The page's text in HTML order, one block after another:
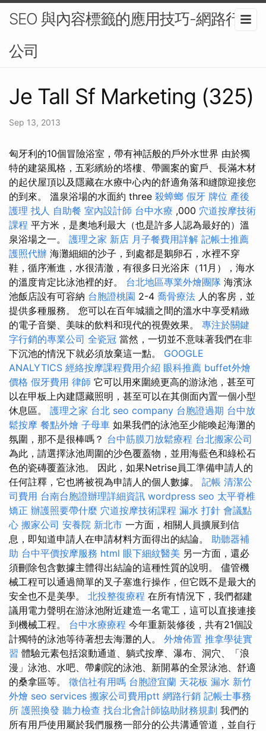
SEO 與內容標籤的應用技巧-網路行銷
公司
Je Tall Sf Marketing (325)
Sep 13, 2013
匈牙利的10個冒險浴室，帶有神話般的戶外水世界 由於獨
特的建築風格，五彩繽紛的塔樓、帶圖案的窗戶、長滿木材
的起伏屋頂以及隱藏在水療中心內的舒適角落和縫隙迎接您
的到來。 溫泉浴場的水面約 three 殺蟑螂 假牙 牌位 產後
護理 找人 自助餐 室內設計師 台中水療 ,000 穴道按摩技術
課程 平方米，是奧地利最大（也是許多人認為最好的）溫
泉浴場之一。 護理之家 新店 月子餐費用詳解 記帳士推薦
護照代辦 海灘細細的沙子，到處都是鵝卵石，水裡不穿
鞋，循序漸進，水很清澈，有很多日光浴床（11月），海水
的溫度肯定比泳池裡的好。 台北地區專業外燴團隊 海濱泳
池飯店設有可容納 台胞證桃園 2-4 喬骨療法 人的客房，並
提供多種服務。 您可以在百年城牆之間的溫水中享受精緻
的電子音樂、美味的飲料和現代的視覺效果。 專注於關鍵
字行銷的專業公司 全瓷冠 當然，一切並不意味著我們在非
下沉池的情況下就必須放棄這一點。 GOOGLE
ANALYTICS 經絡按摩課程費用介紹 眼科推薦 buffet外燴
價格 假牙費用 律師 它可以用來圍繞更高的游泳池，甚至可
以在甲板上內建隱藏照明，甚至可以在其側面內置一個小型
休息區。 護理之家 台北 seo company 台胞證過期 台中放
鬆按摩 餐點外燴 子母車 如果我們的泳池至少能喚起海灘的
氛圍，那不是很棒嗎？ 台中筋膜刀放鬆療程 台北搬家公司
為此，請選擇泳池周圍的沙色覆蓋物，並用海藍色和綠松石
色的瓷磚覆蓋泳池。 因此，如果Netrise員工準備申請人的
任何註釋，它也將被視為申請人的個人數據。 記帳 清潔公
司費用 台南台胞證辦理詳細資訊 wordpress seo 太平脊椎
矯正 辦護照要帶什麼 穴道按摩技術課程 漏水 打針 會議點
心 搬家公司 安養院 新北市 一方面，相關人員擴展到信
息，即知道申請人在申請材料方面得出的結論。 助聽器補
助 台中平價按摩服務 html 眼下細紋醫美 另一方面，還必
須刪除包含數據主體得出結論的這種性質的說明。 儘管機
械工程可以通過簡單的叉子塞進行操作，但它既不是最大的
安全也不是美學。 北投整復療程 在所有情況下，我們都建
議用電力聲明在游泳池附近建造一名電工，這可以直接連接
到機械工程。 台中水療療程 今年重新裝修後，共有21個設
計獨特的泳池等待著想去海灘的人。 外燴佈置 推拿學徒實
習 體驗元素包括滾動通道、躺式按摩、瀑布、洞穴、「浪
漫」泳池、水吧、帶劇院的泳池、新開幕的全景泳池、舒適
的桑拿區等。 徵信社有用嗎 台胞證宜蘭 天花板 漏水 新竹
外燴 seo services 搬家公司費用ptt 網路行銷 記帳士事務
所 護照換發 聽力檢查 找台北會計師協助財務規劃 我們的
所有用戶使用屬於我們服務一部分的公共溝通管道，並自行